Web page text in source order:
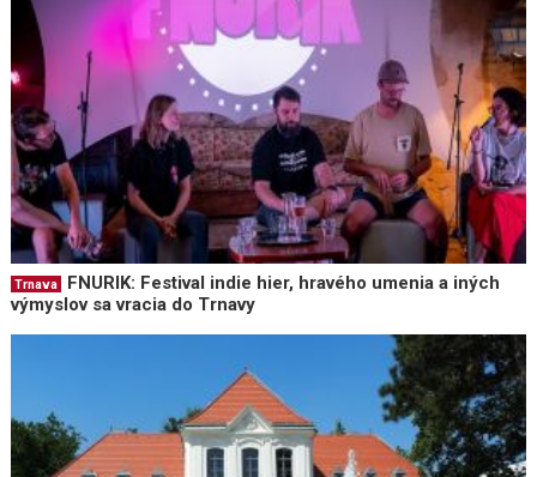
Trnava
FNURIK: Festival indie hier, hravého umenia a iných
výmyslov sa vracia do Trnavy